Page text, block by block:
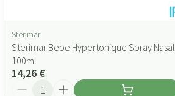
Sterimar
Sterimar Bebe Hypertonique Spray Nasal
100ml
14,26 €
Quantité